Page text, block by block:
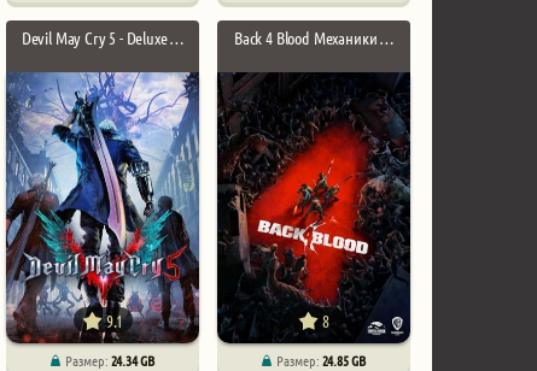
Devil May Cry 5 - Deluxe …
9.1
Размер:24.34 GB
Back 4 Blood Механики …
8
Размер:24.85 GB